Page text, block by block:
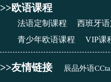
>>友情链接 辰品外语
>>欧语课程
法语定制课程
西班牙
青少年欧语课程
VIP课